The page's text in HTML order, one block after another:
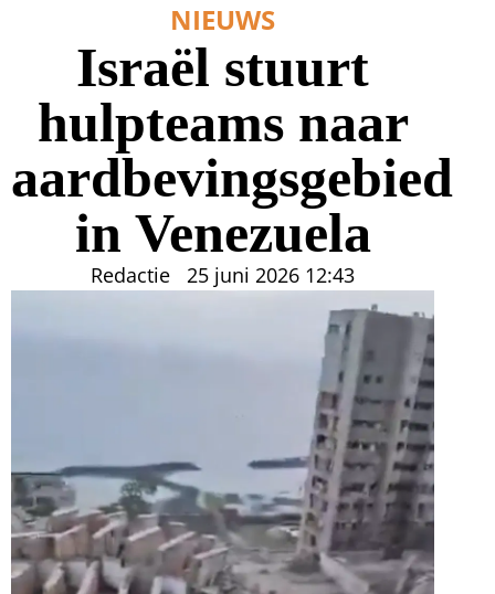
NIEUWS
Israël stuurt
hulpteams naar
aardbevingsgebied
in Venezuela
Redactie 25 juni 2026 12:43